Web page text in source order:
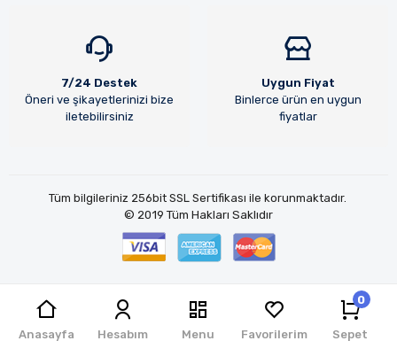
7/24 Destek
Öneri ve şikayetlerinizi bize
iletebilirsiniz
Uygun Fiyat
Binlerce ürün en uygun
fiyatlar
Tüm bilgileriniz 256bit SSL Sertifikası ile korunmaktadır.
© 2019 Tüm Hakları Saklıdır
Anasayfa Hesabım Menu Favorilerim
0
Sepet
Jet Teknoloji| E-ticaret Paketleri ile hazırlanmıştır.